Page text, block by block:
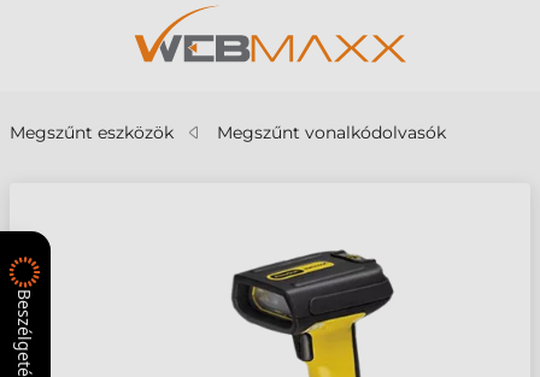
Megszűnt eszközök Megszűnt vonalkódolvasók